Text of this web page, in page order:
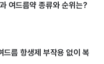
여드름약 종류와 순위는?
드름 항생제 부작용 없이 복